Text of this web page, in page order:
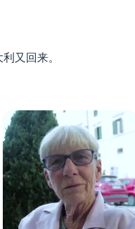
又回来。